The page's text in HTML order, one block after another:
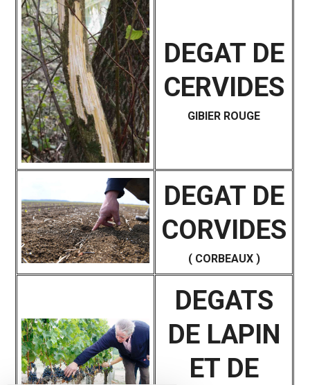
DEGAT DE
CERVIDES
GIBIER ROUGE
DEGAT DE
CORVIDES
( CORBEAUX )
DEGATS
DE LAPIN
ET DE